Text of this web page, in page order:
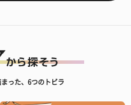
った、6つのトビラ